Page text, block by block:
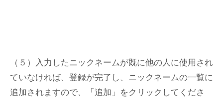
（５）入力したニックネームが既に他の人に使用され
ていなければ、登録が完了し、ニックネームの一覧に
追加されますので、「追加」をクリックしてくださ